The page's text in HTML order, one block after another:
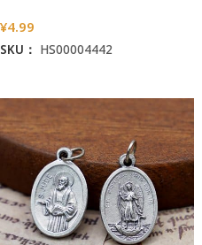
¥4.99
SKU： HS00004442